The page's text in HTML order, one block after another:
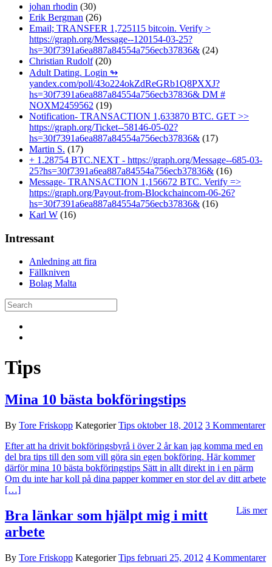
johan rhodin (30)
Erik Bergman (26)
Email; TRANSFER 1,725115 bitcoin. Verify >
https://graph.org/Message--120154-03-25?
hs=30f7391a6ea887a84554a756ecb37836& (24)
Christian Rudolf(20)
Adult Dating. Login ↬
yandex.com/poll/43o224okZdReGRb1Q8PXXJ?
hs=30f7391a6ea887a84554a756ecb37836& DM #
NOXM2459562 (19)
Notification- TRANSACTION 1,633870 BTC. GET >>
https://graph.org/Ticket--58146-05-02?
hs=30f7391a6ea887a84554a756ecb37836& (17)
Martin S. (17)
+ 1.28754 BTC.NEXT - https://graph.org/Message--685-03-
25?hs=30f7391a6ea887a84554a756ecb37836& (16)
Message- TRANSACTION 1,156672 BTC. Verify =>
https://graph.org/Payout-from-Blockchaincom-06-26?
hs=30f7391a6ea887a84554a756ecb37836& (16)
Karl W (16)
Intressant
Anledning att fira
Fällkniven
Bolag Malta
Tips
Mina 10 bästa bokföringstips
By Tore Friskopp KategorierTips oktober 18, 2012 3 Kommentarer
Efter att ha drivit bokföringsbyrå i över 2 år kan jag komma med en
del bra tips till den som vill göra sin egen bokföring. Här kommer
därför mina 10 bästa bokföringstips Sätt in allt direkt in i en pärm
Om du inte har koll på dina papper kommer en stor del av ditt arbete
[…]
Läs mer
Bra länkar som hjälpt mig i mitt
arbete
By Tore Friskopp KategorierTips februari 25, 2012 4 Kommentarer